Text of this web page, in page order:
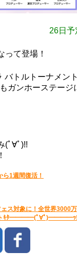
26日予
って登場！
バトルトーナメン
ガンホーステージ
(ﾟ∀ﾟ)!!
1週間復活！
ス対象に！全世界3000
トｷﾀ━━━━(ﾟ∀ﾟ)━━━━ｯ